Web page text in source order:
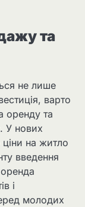
та
не лише
варто
оренду та
У нових
на житло
введення
і
молодих